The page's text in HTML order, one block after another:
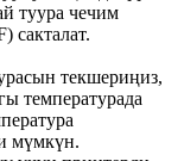
туура чечим
сакталат.
текшериңиз,
температурада
мүмкүн.